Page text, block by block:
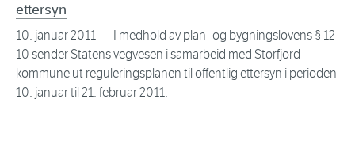
ettersyn
10. januar 2011— I medhold av plan- og bygningslovens § 12-
10 sender Statens vegvesen i samarbeid med Storfjord
kommune ut reguleringsplanen til offentlig ettersyn i perioden
10. januar til 21. februar 2011.